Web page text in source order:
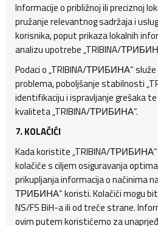
Informacije o približnoj ili preciznoj
pružanje relevantnog sadržaja i
korisnika, poput prikaza lokalnih
analizu upotrebe „TRIBINA/
Podaci o „TRIBINA/ТРИБИНА“
problema, poboljšanje stabilnosti
identifikaciju i ispravljanje grešaka
kvaliteta „TRIBINA/ТРИБИНА“.
7. KOLAČIĆI
Kada koristite „TRIBINA/
kolačiće s ciljem osiguravanja
prikupljanja informacija o načinima
ТРИБИНА“ koristi. Kolačići mogu
NS/FS BiH-a ili od treće strane.
ovim putem koristićemo za